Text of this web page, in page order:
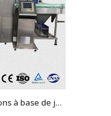
Ligne de production de boissons à base de jus de fruits frais